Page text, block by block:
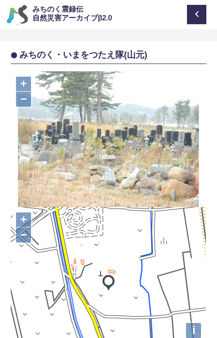
みちのく震録伝
自然災害アーカイブβ2.0
みちのく・いまをつたえ隊(山元)
+
−
+
−
i